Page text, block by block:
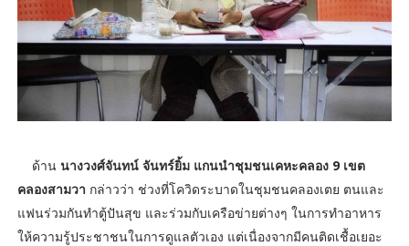
ด้าน นางวงศ์จันทน์ จันทร์ยิ้ม แกนนำชุมชนเคหะคลอง 9 เขต
คลองสามวา กล่าวว่า ช่วงที่โควิดระบาดในชุมชนคลองเตย ตนและ
แฟนร่วมกันทำตู้ปันสุข และร่วมกับเครือข่ายต่างๆ ในการทำอาหาร
ให้ความรู้ประชาชนในการดูแลตัวเอง แต่เนื่องจากมีคนติดเชื้อเยอะ